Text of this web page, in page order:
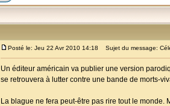
Posté le: Jeu 22 Avr 2010 14:18 Sujet du message:
Un éditeur américain va publier une version
se retrouvera à lutter contre une bande de morts-
La blague ne fera peut-être pas rire tout le